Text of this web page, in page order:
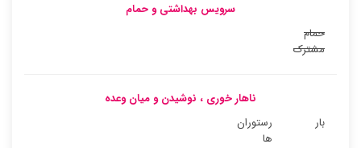
سرویس بهداشتی و حمام
حمام
مشترک
ناهار خوری ، نوشیدن و میان وعده
بار
رستوران
ها